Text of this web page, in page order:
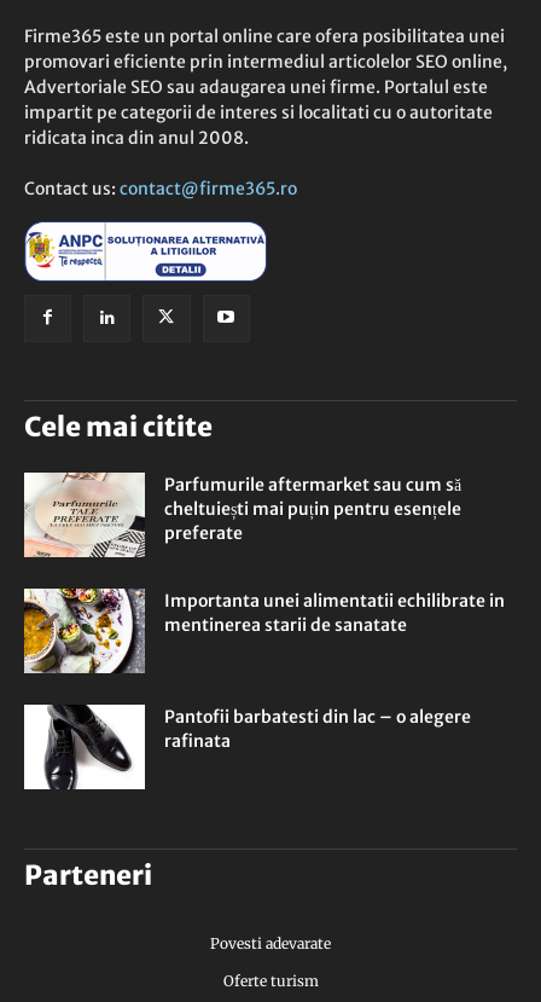
Firme365 este un portal online care ofera posibilitatea unei
promovari eficiente prin intermediul articolelor SEO online,
Advertoriale SEO sau adaugarea unei firme. Portalul este
impartit pe categorii de interes si localitati cu o autoritate
ridicata inca din anul 2008.
Contact us: contact@firme365.ro
Cele mai citite
Parfumurile aftermarket sau cum să
cheltuiești mai puțin pentru esențele
preferate
Importanta unei alimentatii echilibrate in
mentinerea starii de sanatate
Pantofii barbatesti din lac – o alegere
rafinata
Parteneri
Povesti adevarate
Oferte turism